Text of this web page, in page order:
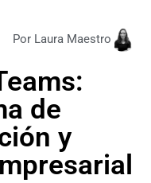
Por Laura Maestro
de
y